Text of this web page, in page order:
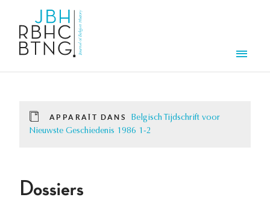
APPARAÎT DANS
Belgisch Tijdschrift voor
Nieuwste Geschiedenis 1986 1-2
Dossiers